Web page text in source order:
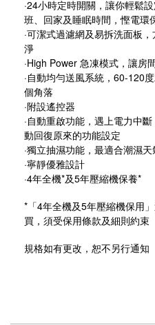
·24小時定時開關，讓你輕鬆
班、回家及睡眠時間，慳電環
·可潔式過濾網及易拆洗面板
淨
·High Power 急凍模式，讓房
·自動均勻送風系統，60-120
個角落
·附設遙控器
·自動重啟功能，遇上電力中
動回復原來的功能設定
·獨立抽濕功能，最適合潮濕天
·寧靜優雅設計
·4年全機*及5年壓縮機保養*
*「4年全機及5年壓縮機保用
買，須受保用條款及細則約束
規格如有更改，恕不另行通知